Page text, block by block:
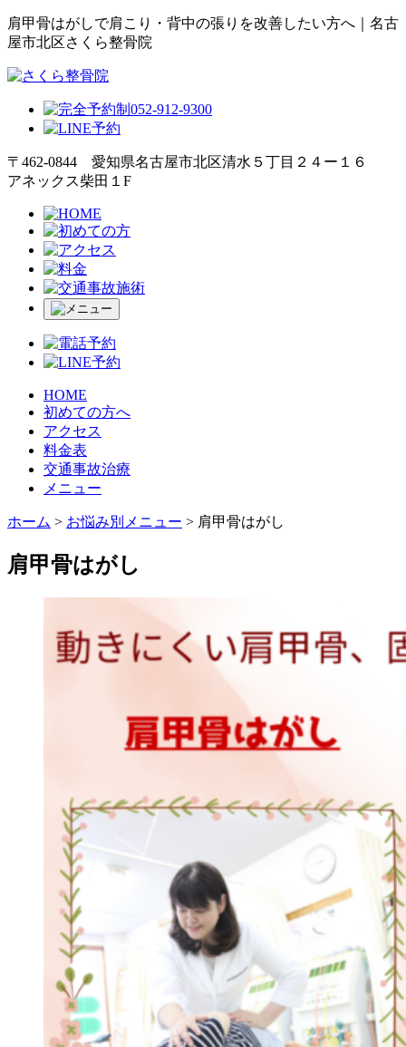
肩甲骨はがしで肩こり・背中の張りを改善したい方へ｜名古
屋市北区さくら整骨院
〒462-0844 愛知県名古屋市北区清水５丁目２４ー１６
アネックス柴田１F
HOME
初めての方へ
アクセス
料金表
交通事故治療
メニュー
ホーム > お悩み別メニュー > 肩甲骨はがし
肩甲骨はがし